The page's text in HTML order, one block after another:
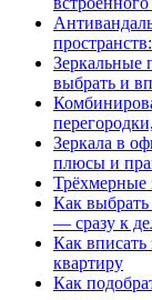
Зеркальные
выбрать и
Зеркала в
плюсы и
Трёхмерные
Как выбрать
— сразу к
Как вписать
квартиру
Как